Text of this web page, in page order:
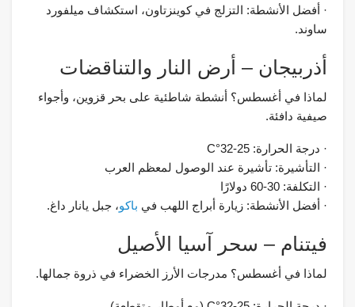
· أفضل الأنشطة: التزلج في كوينزتاون، استكشاف ميلفورد
ساوند.
أذربيجان – أرض النار والتناقضات
لماذا في أغسطس؟ أنشطة شاطئية على بحر قزوين، وأجواء
صيفية دافئة.
· درجة الحرارة: 25-32°C
· التأشيرة: تأشيرة عند الوصول لمعظم العرب
· التكلفة: 30-60 دولارًا
· أفضل الأنشطة: زيارة أبراج اللهب في باكو، جبل يانار داغ.
فيتنام – سحر آسيا الأصيل
لماذا في أغسطس؟ مدرجات الأرز الخضراء في ذروة جمالها.